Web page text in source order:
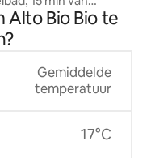
Bio Bio te
Gemiddelde
temperatuur
17°C